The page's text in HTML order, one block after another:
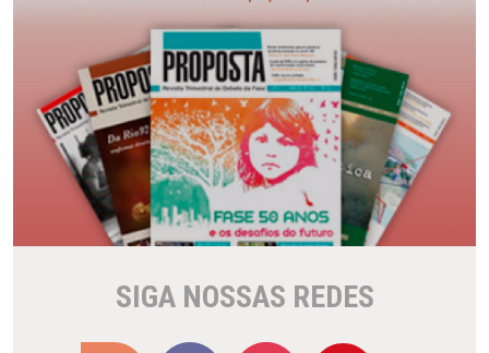
SIGA NOSSAS REDES